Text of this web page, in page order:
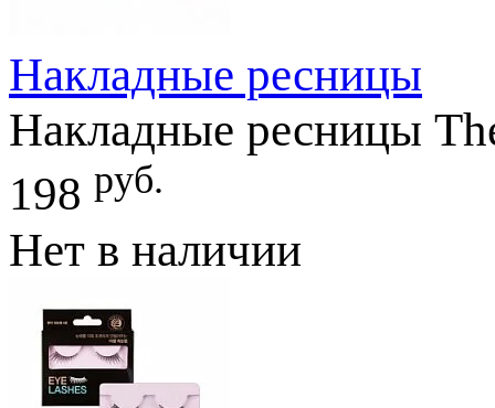
Накладные ресницы
Накладные ресницы
198 руб.
Нет в наличии